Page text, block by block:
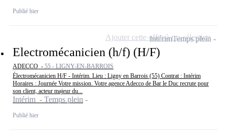
Publié hier
Electromécanicien (h/f) (H/F)
ADECCO - 55 - LIGNY-EN-BARROIS
Électromécanicien H/F - Intérim. Lieu : Ligny en Barrois (55) Contrat : Intérim
Horaires : Journée Votre mission. Votre agence Adecco de Bar le Duc recrute pour
son client, acteur majeur du...
Intérim - Temps plein
Publié hier
IntérimTemps plein
Ajouter cette offre à ma sélection